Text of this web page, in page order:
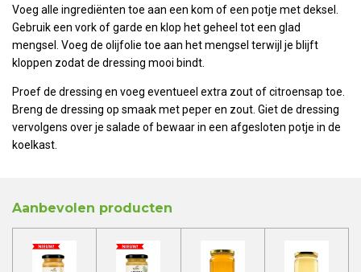
Voeg alle ingrediënten toe aan een kom of een potje met deksel.
Gebruik een vork of garde en klop het geheel tot een glad
mengsel. Voeg de olijfolie toe aan het mengsel terwijl je blijft
kloppen zodat de dressing mooi bindt.
Proef de dressing en voeg eventueel extra zout of citroensap toe.
Breng de dressing op smaak met peper en zout. Giet de dressing
vervolgens over je salade of bewaar in een afgesloten potje in de
koelkast.
Aanbevolen producten